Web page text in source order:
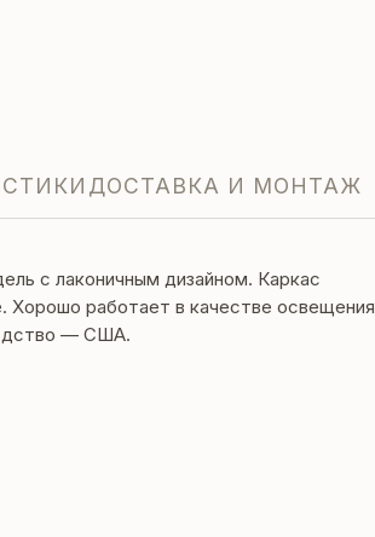
ДОСТАВКА И МОНТАЖ
с лаконичным дизайном. Каркас
Хорошо работает в качестве освещения
— США.